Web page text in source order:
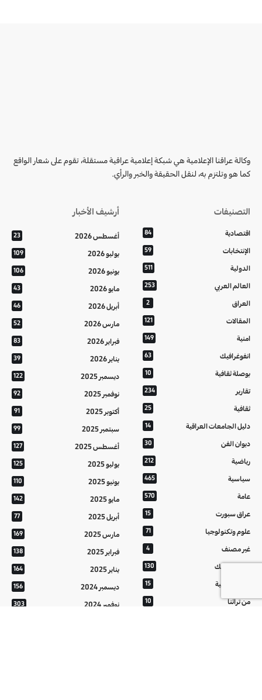
وكالة عراقنا الإعلامية هي شبكة إعلامية عراقية مستقلة، تقوم على شعار الواقع
كما هو وتلتزم به، لنقل الحقيقة والخبر والرأي.
التصنيفات
اقتصادية 84
الإنتخابات 59
الدولية 511
العالم العربي 253
العراق 2
المقالات 121
امنية 149
انفوغرافيك 63
بوصلة ثقافية 10
تقارير 234
ثقافية 25
دليل الجامعات العراقية 14
ديوان الفن 30
رياضية 212
سياسية 465
عامة 570
عراق سبورت 15
علوم وتكنولوجيا 71
غير مصنف 4
فيديو غرافيك 130
معالم عراقية 15
من تراثنا 10
أرشيف الأخبار
أغسطس 2026 23
يوليو 2026 109
يونيو 2026 106
مايو 2026 43
أبريل 2026 46
مارس 2026 52
فبراير 2026 83
يناير 2026 39
ديسمبر 2025 122
نوفمبر 2025 92
أكتوبر 2025 91
سبتمبر 2025 99
أغسطس 2025 127
يوليو 2025 125
يونيو 2025 110
مايو 2025 142
أبريل 2025 77
مارس 2025 169
فبراير 2025 138
يناير 2025 164
ديسمبر 2024 156
نوفمبر 2024 303